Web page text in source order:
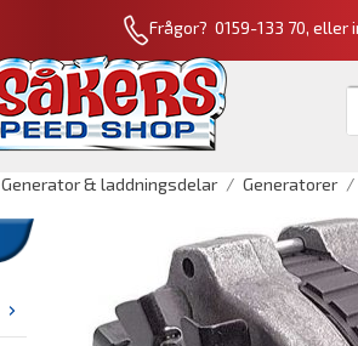
Frågor? 0159-133 70, eller
Generator & laddningsdelar / Generatorer /